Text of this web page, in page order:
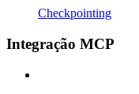
Checkpointing
Integração MCP